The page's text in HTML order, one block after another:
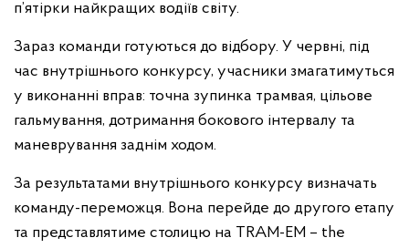
п’ятірки найкращих водіїв світу.
Зараз команди готуються до відбору. У червні, під
час внутрішнього конкурсу, учасники змагатимуться
у виконанні вправ: точна зупинка трамвая, цільове
гальмування, дотримання бокового інтервалу та
маневрування заднім ходом.
За результатами внутрішнього конкурсу визначать
команду-переможця. Вона перейде до другого етапу
та представлятиме столицю на TRAM-EM – the